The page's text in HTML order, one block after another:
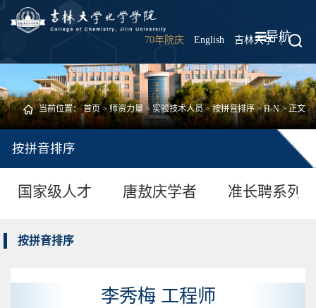
70年院庆 English 吉林大学 |
导航
当前位置：首页>师资力量>实验技术人员>按拼音排序>H-N> 正文
按拼音排序
国家级人才 唐敖庆学者 准长聘系列
按拼音排序
李秀梅 工程师